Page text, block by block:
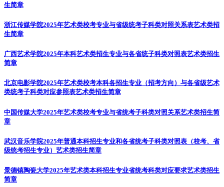
生简章
浙江传媒学院2025年艺术类校考专业与省级统考子科类对照关系表艺术类招
生简章
广西艺术学院2025年本科艺术类招生专业与各省统子科类对照表艺术类招生
简章
北京电影学院2025年艺术类校考本科各招生专业（招考方向）与各省级艺术
类统考子科类对应参照表艺术类招生简章
中国传媒大学2025年艺术类校考专业与省统考子科类对照关系艺术类招生简
章
武汉音乐学院2025年普通本科招生专业和各省统考子科类对照表（校考、省
级统考招生专业） 艺术类招生简章
景德镇陶瓷大学2025年艺术类本科招生专业省统考科类对应要求艺术类招生
简章